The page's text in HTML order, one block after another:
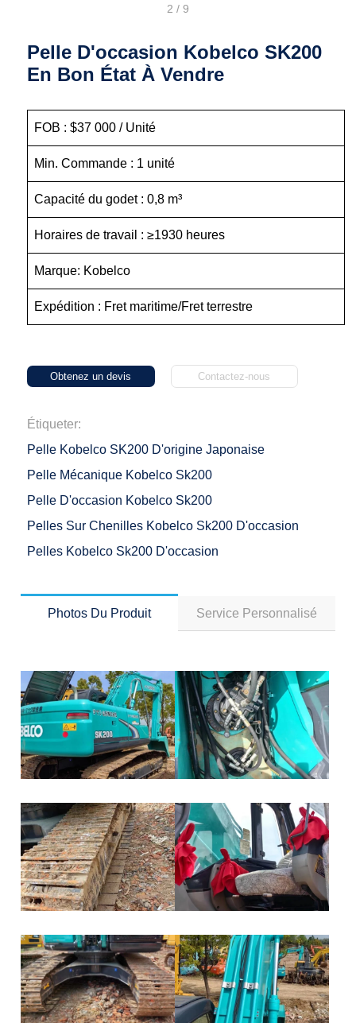
2 / 9
Pelle D'occasion Kobelco SK200
En Bon État À Vendre
FOB : $37 000 / Unité
Min. Commande : 1 unité
Capacité du godet : 0,8 m³
Horaires de travail : ≥1930 heures
Marque: Kobelco
Expédition : Fret maritime/Fret terrestre
Obtenez un devis Contactez-nous
Étiqueter:
Pelle Kobelco SK200 D'origine Japonaise
Pelle Mécanique Kobelco Sk200
Pelle D'occasion Kobelco Sk200
Pelles Sur Chenilles Kobelco Sk200 D'occasion
Pelles Kobelco Sk200 D'occasion
Photos Du Produit Service Personnalisé